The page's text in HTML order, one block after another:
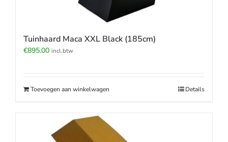
Tuinhaard Maca XXL Black (185cm)
€895.00 incl.btw
Toevoegen aan winkelwagen Details